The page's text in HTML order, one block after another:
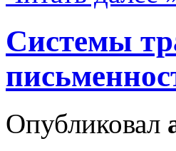
Системы
Опубликовал